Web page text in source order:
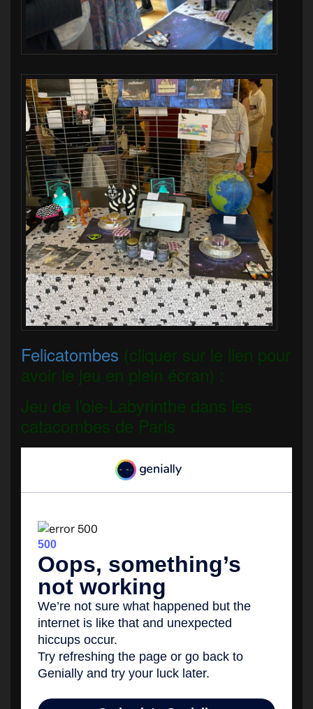
Felicatombes (cliquer sur le lien pour
avoir le jeu en plein écran) :
Jeu de l’oie-Labyrinthe dans les
catacombes de Paris